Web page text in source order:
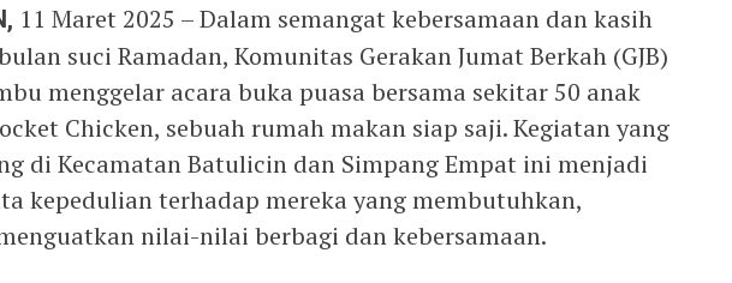
11 Maret 2025 – Dalam semangat kebersamaan dan kasih
suci Ramadan, Komunitas Gerakan Jumat Berkah (GJB)
menggelar acara buka puasa bersama sekitar 50 anak
Chicken, sebuah rumah makan siap saji. Kegiatan yang
di Kecamatan Batulicin dan Simpang Empat ini menjadi
kepedulian terhadap mereka yang membutuhkan,
nilai-nilai berbagi dan kebersamaan.